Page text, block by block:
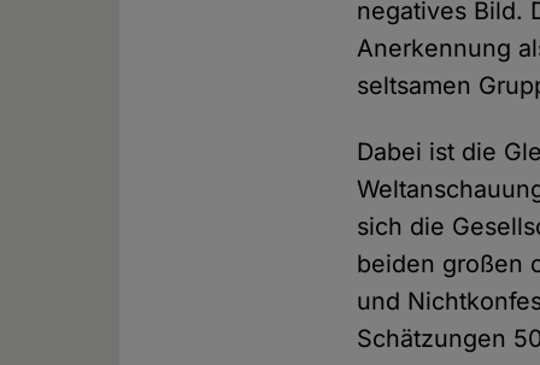
negatives Bild.
Anerkennung
seltsamen
Dabei ist die
sich die
beiden großen
und
Schätzungen